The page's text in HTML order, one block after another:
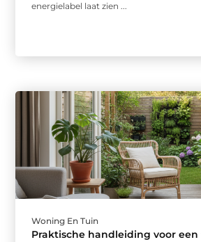
energielabel laat zien ...
Woning En Tuin
Praktische handleiding voor een